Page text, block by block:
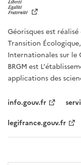
Géorisques est
Transition
Internationales sur le
BRGM est
applications des
info.gouv.fr
legifrance.gouv.fr